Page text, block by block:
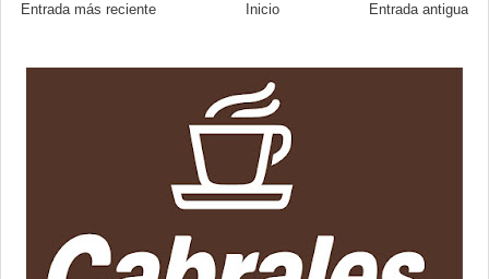
Entrada más reciente Entrada antigua
Inicio